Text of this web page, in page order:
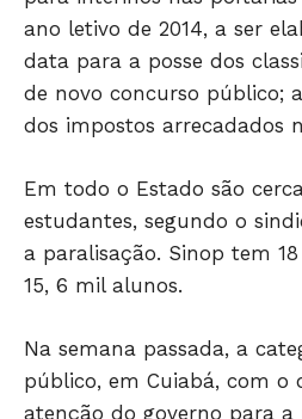
POLÍTICA
POLÍCIA
ECONOMIA
OPINIÃO
GERAL
EDUCAÇÃO
SAÚDE
ÚLTIMAS NOTÍCIAS
ano letivo de 2014, a ser
data para a posse dos
de novo concurso público;
dos impostos arrecadados
Em todo o Estado são
estudantes, segundo o
a paralisação. Sinop tem
15, 6 mil alunos.
Na semana passada, a
público, em Cuiabá, com o
atenção do governo para a